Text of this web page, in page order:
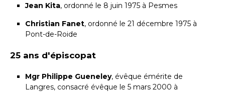
Jean Kita, ordonné le 8 juin 1975 à Pesmes
Christian Fanet, ordonné le 21 décembre 1975 à
Pont-de-Roide
25 ans d'épiscopat
Mgr Philippe Gueneley, évêque émérite de
Langres, consacré évêque le 5 mars 2000 à